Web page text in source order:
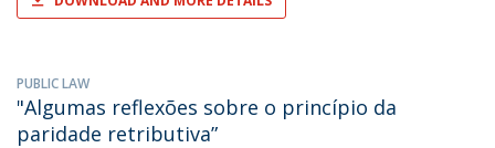
PUBLIC LAW
"Algumas reflexões sobre o princípio da
paridade retributiva”